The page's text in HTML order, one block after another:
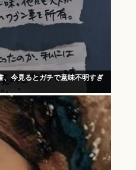
、今見るとガチで意味不明すぎ